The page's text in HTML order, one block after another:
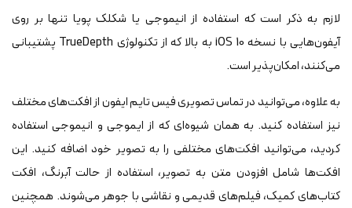
لازم به ذکر است که استفاده از انیموجی یا شکلک پویا تنها بر روی
آیفون‌هایی با نسخه iOS 10 به بالا که از تکنولوژی TrueDepth پشتیبانی
می‌کنند، امکان‌پذیر است.
به علاوه، می‌توانید در تماس تصویری فیس تایم ایفون از افکت‌های مختلف
نیز استفاده کنید. به همان شیوه‌ای که از ایموجی و انیموجی استفاده
کردید، می‌توانید افکت‌های مختلفی را به تصویر خود اضافه کنید. این
افکت‌ها شامل افزودن متن به تصویر، استفاده از حالت آبرنگ، افکت
کتاب‌های کمیک، فیلم‌های قدیمی و نقاشی با جوهر می‌شوند. همچنین